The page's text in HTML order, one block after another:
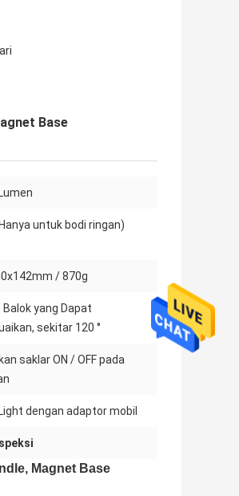
Base
untuk bodi ringan)
/ 870g
yang Dapat
sekitar 120 °
saklar ON / OFF pada
dengan adaptor mobil
Magnet Base